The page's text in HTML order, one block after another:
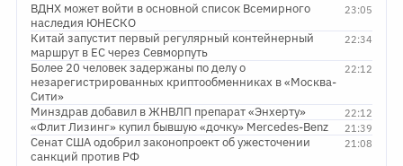
23:05
ВДНХ может войти в основной список Всемирного
наследия ЮНЕСКО
22:34
Китай запустит первый регулярный контейнерный
маршрут в ЕС через Севморпуть
22:12
Более 20 человек задержаны по делу о
незарегистрированных криптообменниках в «Москва-
Сити»
22:12
Минздрав добавил в ЖНВЛП препарат «Энхерту»
21:39
«Флит Лизинг» купил бывшую «дочку» Mercedes-Benz
21:08
Сенат США одобрил законопроект об ужесточении
санкций против РФ